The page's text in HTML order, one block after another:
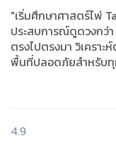
"เริ่มศึกษาศาสตร์ไพ่
ประสบการณ์ดูดวงกว่า
ตรงไปตรงมา วิเครา
พื้นที่ปลอดภัยสำหรับทุ
4.9